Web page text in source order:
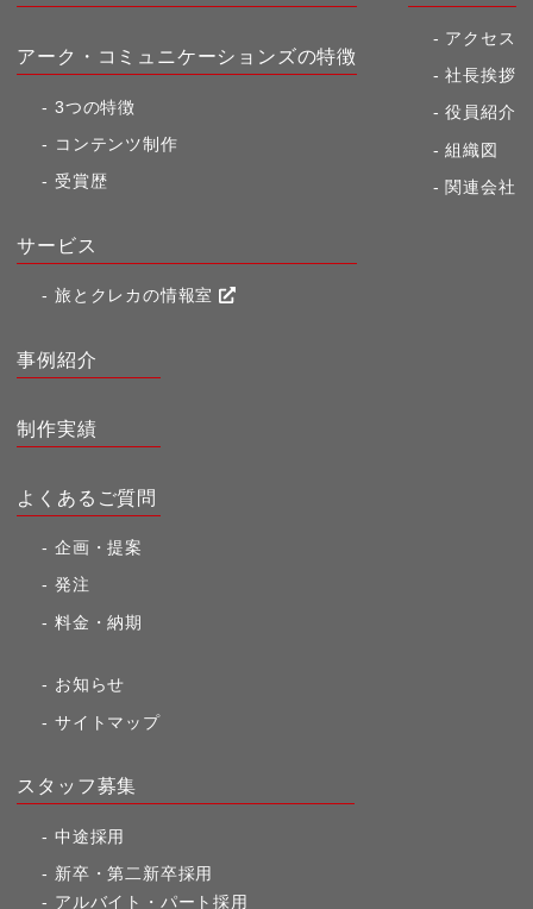
アーク・コミュニケーションズの特徴
3つの特徴
コンテンツ制作
受賞歴
サービス
旅とクレカの情報室
アクセス
社長挨拶
役員紹介
組織図
関連会社
事例紹介
制作実績
よくあるご質問
企画・提案
発注
料金・納期
お知らせ
サイトマップ
スタッフ募集
中途採用
新卒・第二新卒採用
アルバイト・パート採用